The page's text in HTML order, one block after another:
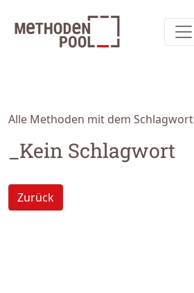
Alle Methoden mit dem Schlagwort
_Kein Schlagwort
Zurück